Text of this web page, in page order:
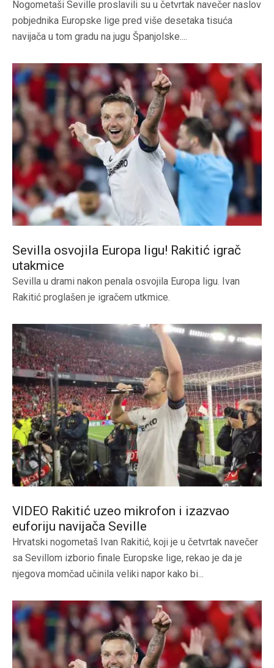
Nogometaši Seville proslavili su u četvrtak navečer naslov
pobjednika Europske lige pred više desetaka tisuća
navijača u tom gradu na jugu Španjolske....
Sevilla osvojila Europa ligu! Rakitić igrač
utakmice
Sevilla u drami nakon penala osvojila Europa ligu. Ivan
Rakitić proglašen je igračem utkmice.
VIDEO Rakitić uzeo mikrofon i izazvao
euforiju navijača Seville
Hrvatski nogometaš Ivan Rakitić, koji je u četvrtak navečer
sa Sevillom izborio finale Europske lige, rekao je da je
njegova momčad učinila veliki napor kako bi...